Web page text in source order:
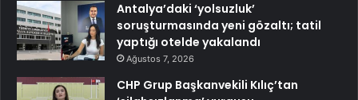
Antalya’daki ‘yolsuzluk’
soruşturmasında yeni gözaltı; tatil
yaptığı otelde yakalandı
Ağustos 7, 2026
CHP Grup Başkanvekili Kılıç’tan